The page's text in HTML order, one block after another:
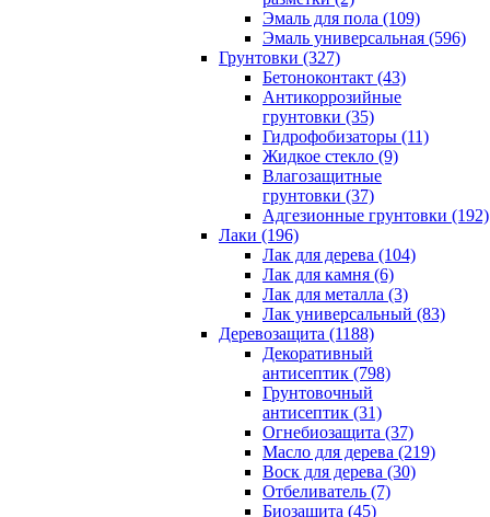
Эмаль для пола (109)
Эмаль универсальная (596)
Грунтовки (327)
Бетоноконтакт (43)
Антикоррозийные
грунтовки (35)
Гидрофобизаторы (11)
Жидкое стекло (9)
Влагозащитные
грунтовки (37)
Адгезионные грунтовки (192)
Лаки (196)
Лак для дерева (104)
Лак для камня (6)
Лак для металла (3)
Лак универсальный (83)
Деревозащита (1188)
Декоративный
антисептик (798)
Грунтовочный
антисептик (31)
Огнебиозащита (37)
Масло для дерева (219)
Воск для дерева (30)
Отбеливатель (7)
Биозащита (45)